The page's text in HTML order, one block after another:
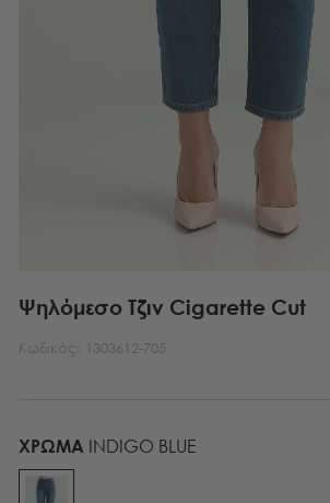
Ψηλόμεσο Τζιν Cigarette Cut
Κωδικός: 1303612-705
ΧΡΏΜΑ INDIGO BLUE